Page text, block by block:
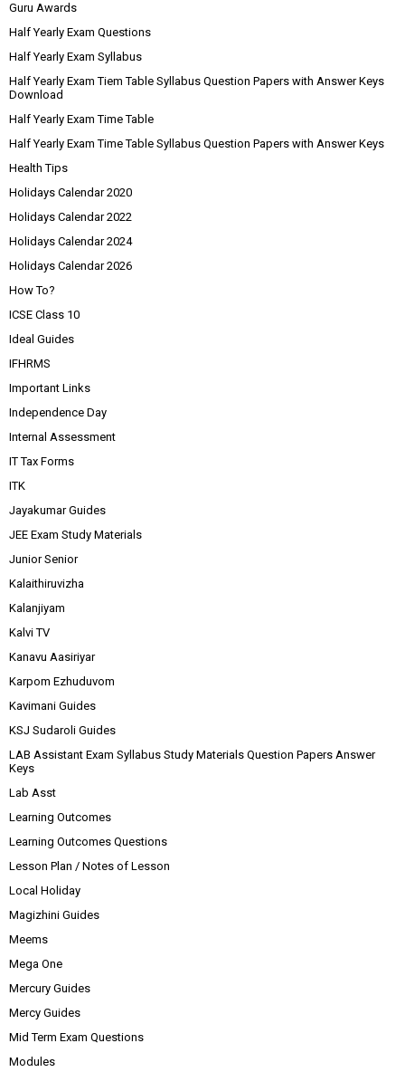
Guru Awards
Half Yearly Exam Questions
Half Yearly Exam Syllabus
Half Yearly Exam Tiem Table Syllabus Question Papers with Answer Keys
Download
Half Yearly Exam Time Table
Half Yearly Exam Time Table Syllabus Question Papers with Answer Keys
Health Tips
Holidays Calendar 2020
Holidays Calendar 2022
Holidays Calendar 2024
Holidays Calendar 2026
How To?
ICSE Class 10
Ideal Guides
IFHRMS
Important Links
Independence Day
Internal Assessment
IT Tax Forms
ITK
Jayakumar Guides
JEE Exam Study Materials
Junior Senior
Kalaithiruvizha
Kalanjiyam
Kalvi TV
Kanavu Aasiriyar
Karpom Ezhuduvom
Kavimani Guides
KSJ Sudaroli Guides
LAB Assistant Exam Syllabus Study Materials Question Papers Answer
Keys
Lab Asst
Learning Outcomes
Learning Outcomes Questions
Lesson Plan / Notes of Lesson
Local Holiday
Magizhini Guides
Meems
Mega One
Mercury Guides
Mercy Guides
Mid Term Exam Questions
Modules